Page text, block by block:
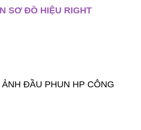
SƠ ĐỒ HIỆU RIGHT
ĐẦU PHUN HP CÔNG